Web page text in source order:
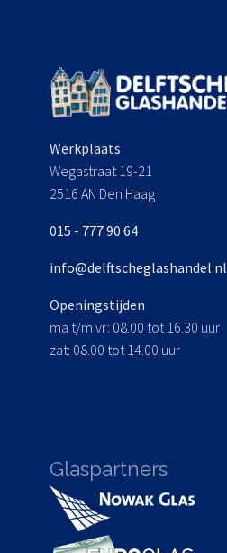
Werkplaats
Wegastraat 19-21
2516 AN Den Haag
015 - 777 90 64
info@delftscheglashandel.nl
Openingstijden
ma t/m vr: 08.00 tot 16.30 uur
zat: 08.00 tot 14.00 uur
Glaspartners